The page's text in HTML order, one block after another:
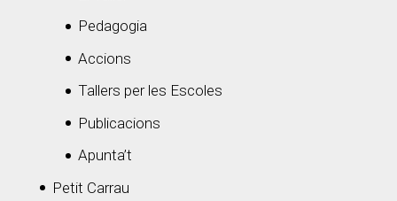
Pedagogia
Accions
Tallers per les Escoles
Publicacions
Apunta’t
Petit Carrau